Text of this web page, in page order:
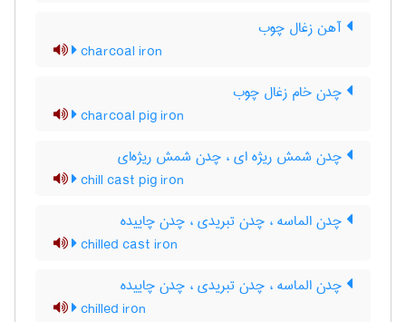
آهن زغال چوب
charcoal iron
چدن خام زغال چوب
charcoal pig iron
چدن شمش ریژه ای ، چدن شمش ریژه‌ای
chill cast pig iron
چدن الماسه ، چدن تبریدی ، چدن چاییده
chilled cast iron
چدن الماسه ، چدن تبریدی ، چدن چاییده
chilled iron